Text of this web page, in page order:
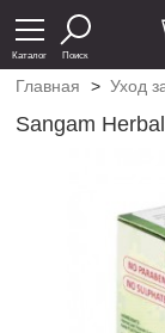
Каталог Поиск
Главная > Уход
Sangam